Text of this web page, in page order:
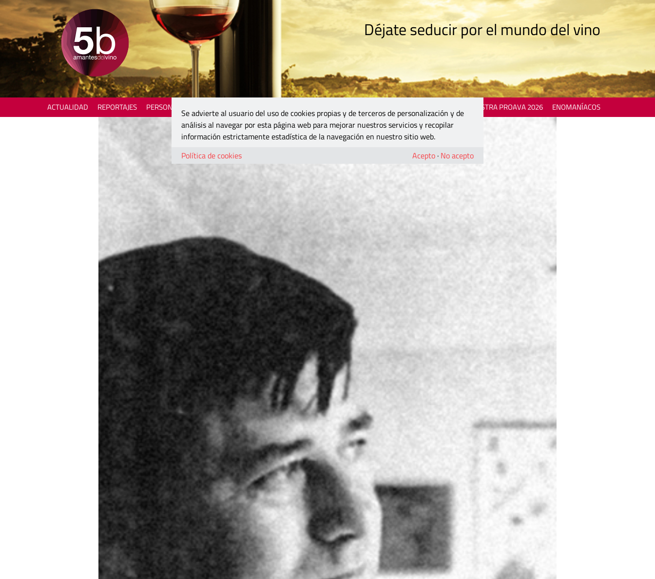
Déjate seducir por el mundo del vino
ACTUALIDAD REPORTAJES PERSONAJES MOSTRA PROAVA 2026 ENOMANÍACOS
Se advierte al usuario del uso de cookies propias y de terceros de personalización y de
análisis al navegar por esta página web para mejorar nuestros servicios y recopilar
información estrictamente estadística de la navegación en nuestro sitio web.
Política de cookies
Acepto · No acepto